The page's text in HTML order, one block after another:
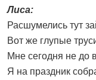
Лиса:
Расшумелись тут
Вот же глупые
Мне сегодня не до
Я на праздник